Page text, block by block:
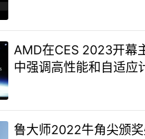
AMD在CES 2023开幕
中强调高性能和自适应
鲁大师2022牛角尖颁